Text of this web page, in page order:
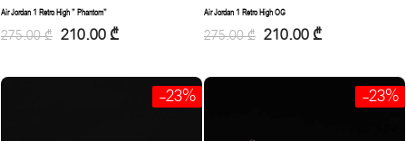
Air Jordan 1 Retro High ” Phantom”
275.00₾ 210.00 ₾
Air Jordan 1 Retro High OG
275.00₾ 210.00 ₾
-23% -23%